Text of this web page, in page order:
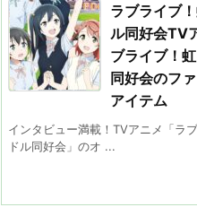
ラブライブ
ル同好会TV
ブライブ！
同好会のフ
アイテム
インタビュー満載！TVアニメ「ラ
ドル同好会」のオ ...